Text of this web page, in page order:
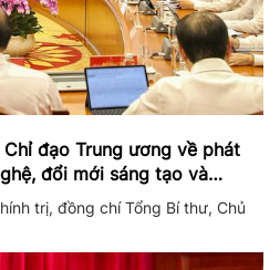
đạo Trung ương về phát
đổi mới sáng tạo và
trị, đồng chí Tổng Bí thư, Chủ